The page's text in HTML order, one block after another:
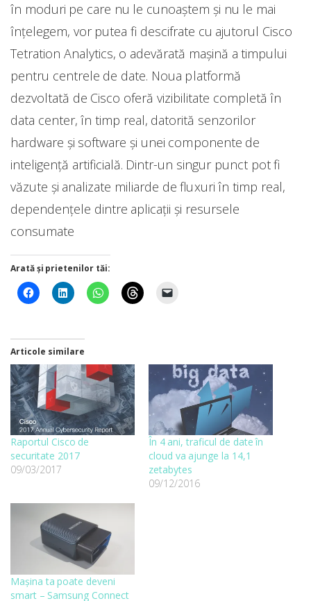
în moduri pe care nu le cunoaștem și nu le mai
înțelegem, vor putea fi descifrate cu ajutorul Cisco
Tetration Analytics, o adevărată mașină a timpului
pentru centrele de date. Noua platformă
dezvoltată de Cisco oferă vizibilitate completă în
data center, în timp real, datorită senzorilor
hardware și software și unei componente de
inteligență artificială. Dintr-un singur punct pot fi
văzute și analizate miliarde de fluxuri în timp real,
dependențele dintre aplicații și resursele
consumate
Arată și prietenilor tăi:
Articole similare
Raportul Cisco de
securitate 2017
09/03/2017
În 4 ani, traficul de date în
cloud va ajunge la 14,1
zetabytes
09/12/2016
Mașina ta poate deveni
smart – Samsung Connect